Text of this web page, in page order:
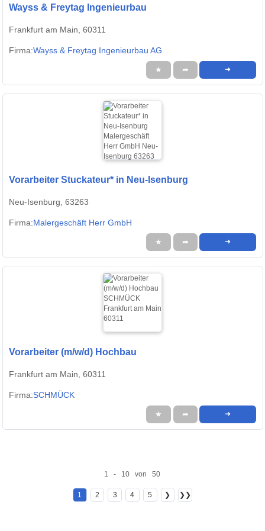
Wayss & Freytag Ingenieurbau
Frankfurt am Main, 60311
Firma:Wayss & Freytag Ingenieurbau AG
★ ➦ ➜
Vorarbeiter Stuckateur* in Neu-Isenburg
Neu-Isenburg, 63263
Firma:Malergeschäft Herr GmbH
★ ➦ ➜
Vorarbeiter (m/w/d) Hochbau
Frankfurt am Main, 60311
Firma:SCHMÜCK
★ ➦ ➜
1 - 10 von 50
1 2 3 4 5 ❯ ❯❯